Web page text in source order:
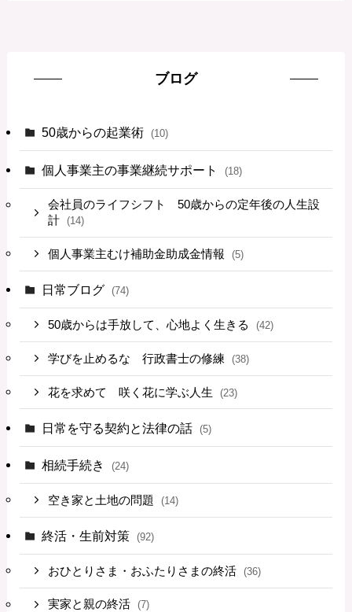
ブログ
50歳からの起業術 (10)
個人事業主の事業継続サポート (18)
会社員のライフシフト 50歳からの定年後の人生設
計
(14)
個人事業主むけ補助金助成金情報 (5)
日常ブログ (74)
50歳からは手放して、心地よく生きる (42)
学びを止めるな 行政書士の修練 (38)
花を求めて 咲く花に学ぶ人生 (23)
日常を守る契約と法律の話 (5)
相続手続き (24)
空き家と土地の問題 (14)
終活・生前対策 (92)
おひとりさま・おふたりさまの終活 (36)
実家と親の終活 (7)